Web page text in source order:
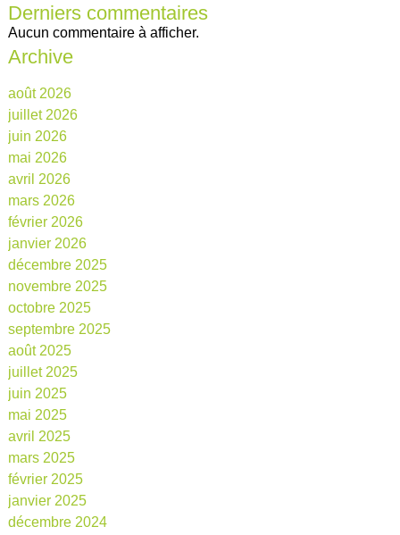
Derniers commentaires
Aucun commentaire à afficher.
Archive
août 2026
juillet 2026
juin 2026
mai 2026
avril 2026
mars 2026
février 2026
janvier 2026
décembre 2025
novembre 2025
octobre 2025
septembre 2025
août 2025
juillet 2025
juin 2025
mai 2025
avril 2025
mars 2025
février 2025
janvier 2025
décembre 2024